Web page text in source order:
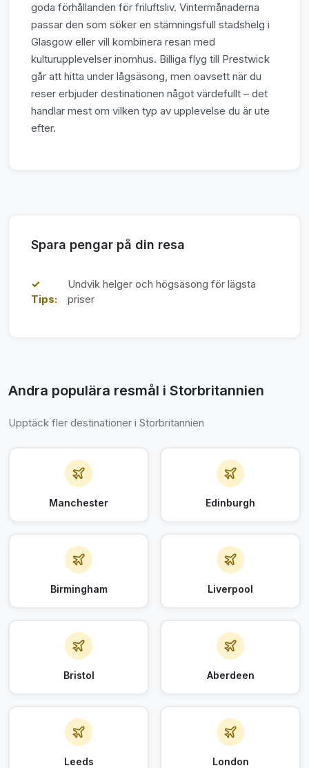
goda förhållanden för friluftsliv. Vintermånaderna
passar den som söker en stämningsfull stadshelg i
Glasgow eller vill kombinera resan med
kulturupplevelser inomhus. Billiga flyg till Prestwick
går att hitta under lågsäsong, men oavsett när du
reser erbjuder destinationen något värdefullt – det
handlar mest om vilken typ av upplevelse du är ute
efter.
Spara pengar på din resa
✓
Tips:
Undvik helger och högsäsong för lägsta
priser
Andra populära resmål i Storbritannien
Upptäck fler destinationer i Storbritannien
Manchester Edinburgh
Birmingham Liverpool
Bristol Aberdeen
Leeds London